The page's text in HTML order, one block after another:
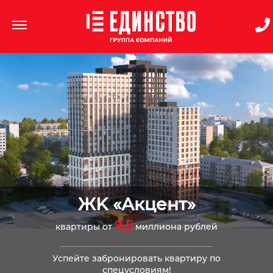
ЖK «Акцент»
квартиры от9,5миллиона рублей
Успейте забронировать квартиру по
спецусловиям!